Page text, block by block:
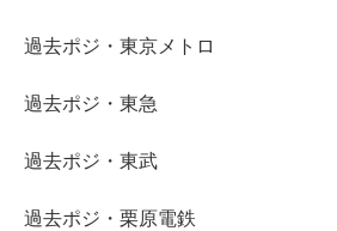
過去ポジ・東京メトロ
過去ポジ・東急
過去ポジ・東武
過去ポジ・栗原電鉄